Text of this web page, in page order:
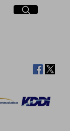
Englishサイト内検索
開く
検索する